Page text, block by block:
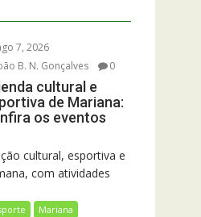
7, 2026
B. N. Gonçalves
0
cultural e
de Mariana:
os eventos
cultural, esportiva e
com atividades
Mariana